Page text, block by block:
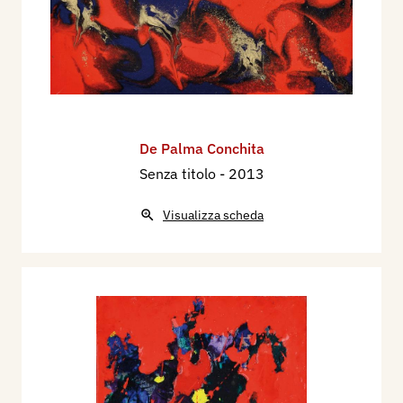
rispettivo pigmento, nella qualità delle variazioni
tonali che fanno di queste due opere luoghi dello
spirito poiché il blu è simbolo del sacro, ma
emozionale è stato reso possibile nella De Palma
poiché ha compreso quanto il colore possa
“Concita De Palma lascia intuire un’evoluzione
passata attraverso fasi di introspezione e
introiezione degli strumenti di lavoro. Finalmente
l’artista sembra aver trovato una sua dimensione
De Palma Conchita
Senza titolo - 2013
Visualizza scheda